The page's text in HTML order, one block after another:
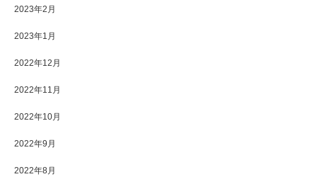
2023年2月
2023年1月
2022年12月
2022年11月
2022年10月
2022年9月
2022年8月